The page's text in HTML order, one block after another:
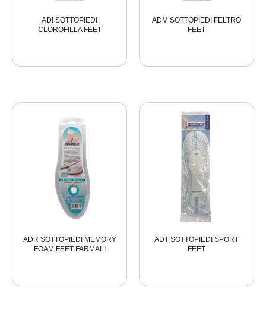
ADI SOTTOPIEDI
CLOROFILLA FEET
ADM SOTTOPIEDI FELTRO
FEET
ADR SOTTOPIEDI MEMORY
FOAM FEET FARMALI
ADT SOTTOPIEDI SPORT
FEET